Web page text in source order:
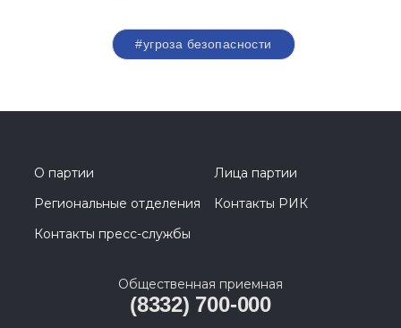
#угроза безопасности
О партии
Лица партии
Региональные отделения
Контакты РИК
Контакты пресс-службы
Общественная приемная
(8332) 700-000